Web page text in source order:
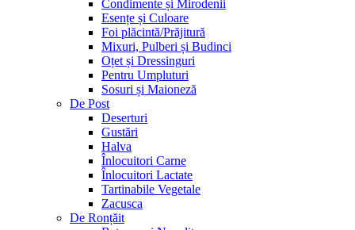
Condimente și Mirodenii
Esențe și Culoare
Foi plăcintă/Prăjitură
Mixuri, Pulberi și Budinci
Oțet și Dressinguri
Pentru Umpluturi
Sosuri și Maioneză
De Post
Deserturi
Gustări
Halva
Înlocuitori Carne
Înlocuitori Lactate
Tartinabile Vegetale
Zacusca
De Ronțăit